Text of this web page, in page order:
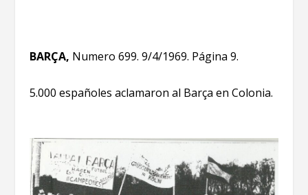
BARÇA, Numero 699. 9/4/1969. Página 9.
5.000 españoles aclamaron al Barça en Colonia.